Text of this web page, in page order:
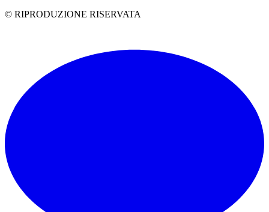
© RIPRODUZIONE RISERVATA